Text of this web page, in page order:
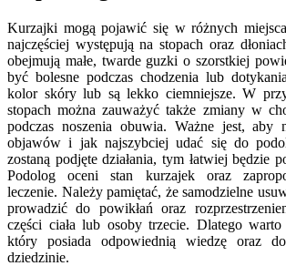
Kurzajki mogą pojawić się w różnych
najczęściej występują na stopach oraz
obejmują małe, twarde guzki o szorstkiej
być bolesne podczas chodzenia lub
kolor skóry lub są lekko ciemniejsze. W
stopach można zauważyć także zmiany w
podczas noszenia obuwia. Ważne jest, aby
objawów i jak najszybciej udać się do
zostaną podjęte działania, tym łatwiej będzie
Podolog oceni stan kurzajek oraz
leczenie. Należy pamiętać, że samodzielne
prowadzić do powikłań oraz
części ciała lub osoby trzecie. Dlatego warto
który posiada odpowiednią wiedzę oraz
dziedzinie.